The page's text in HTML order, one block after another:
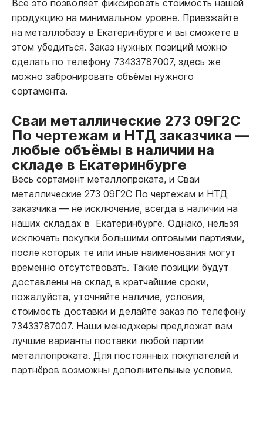
Все это позволяет фиксировать стоимость нашей
продукцию на минимальном уровне. Приезжайте
на металлобазу в Екатеринбурге и вы сможете в
этом убедиться. Заказ нужных позиций можно
сделать по телефону 73433787007, здесь же
можно забронировать объёмы нужного
сортамента.
Сваи металлические 273 09Г2С
По чертежам и НТД заказчика —
любые объёмы в наличии на
складе в Екатеринбурге
Весь сортамент металлопроката, и Сваи
металлические 273 09Г2С По чертежам и НТД
заказчика — не исключение, всегда в наличии на
наших складах в Екатеринбурге. Однако, нельзя
исключать покупки большими оптовыми партиями,
после которых те или иные наименования могут
временно отсутствовать. Такие позиции будут
доставлены на склад в кратчайшие сроки,
пожалуйста, уточняйте наличие, условия,
стоимость доставки и делайте заказ по телефону
73433787007. Наши менеджеры предложат вам
лучшие варианты поставки любой партии
металлопроката. Для постоянных покупателей и
партнёров возможны дополнительные условия.